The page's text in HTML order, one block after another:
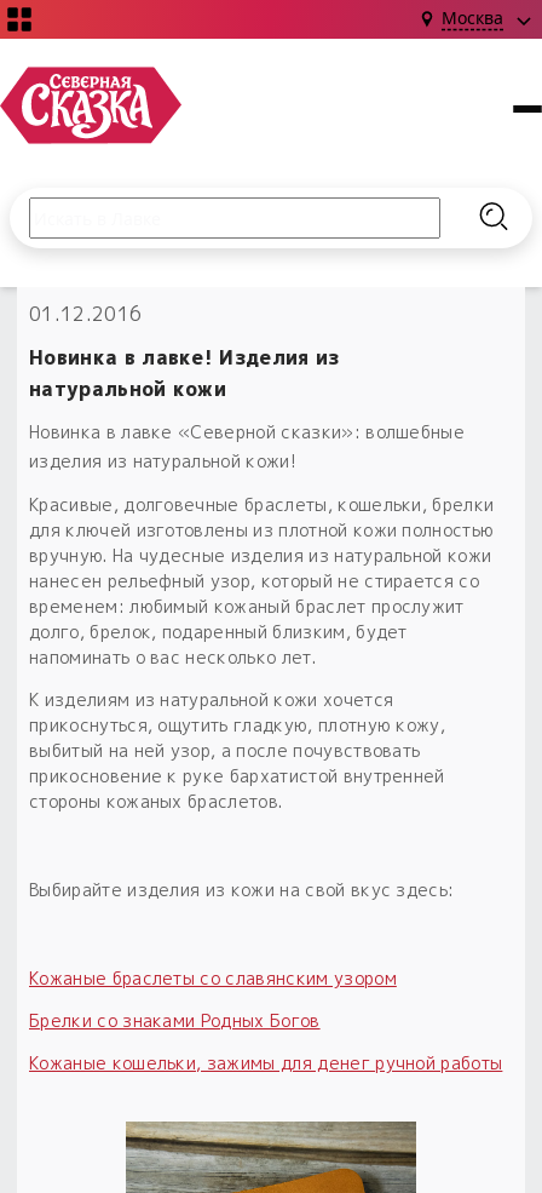
Москва
НОВИНКИ!
Книги
Издания о Славянской культуре и ведовстве
Наборы для курсов и книг
Обереги славян нательные
Обереги для дома и машины
Обрядовые предметы
Расходные материалы
Готовые заговоры и обряды
Сундучок
Сказки
Магия
Библиография
Об авторе и издательстве
Наборы для книг
Электронные книги
С чего начать?
Материалы
Для алтаря
Расходные материалы
Гадание он-лайн
Приложение для гадания
Готовые заговоры
Для чего:
Предметы
Магические наборы
Для алтаря
Расходные материалы
С чего начать?
Новые книги
в лавке!
Рода.Духи-Хозяева» с колодами
Пыльный сундучок
большое обновление
Товары со скидкой
Введите текст и нажмите кнопку «Найти», чтобы
01.12.2016
Новинка в лавке! Изделия из
натуральной кожи
Новинка в лавке «Северной сказки»: волшебные
изделия из натуральной кожи!
Красивые, долговечные браслеты, кошельки, брелки
для ключей изготовлены из плотной кожи полностью
вручную. На чудесные изделия из натуральной кожи
нанесен рельефный узор, который не стирается со
временем: любимый кожаный браслет прослужит
долго, брелок, подаренный близким, будет
напоминать о вас несколько лет.
К изделиям из натуральной кожи хочется
прикоснуться, ощутить гладкую, плотную кожу,
выбитый на ней узор, а после почувствовать
прикосновение к руке бархатистой внутренней
стороны кожаных браслетов.
Выбирайте изделия из кожи на свой вкус здесь:
Кожаные браслеты со славянским узором
Брелки со знаками Родных Богов
Кожаные кошельки, зажимы для денег ручной работы